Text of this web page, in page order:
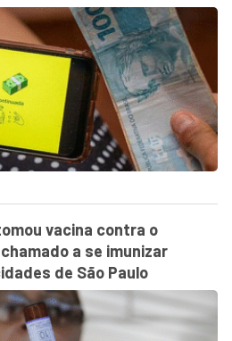
vacina contra o
a se imunizar
de São Paulo